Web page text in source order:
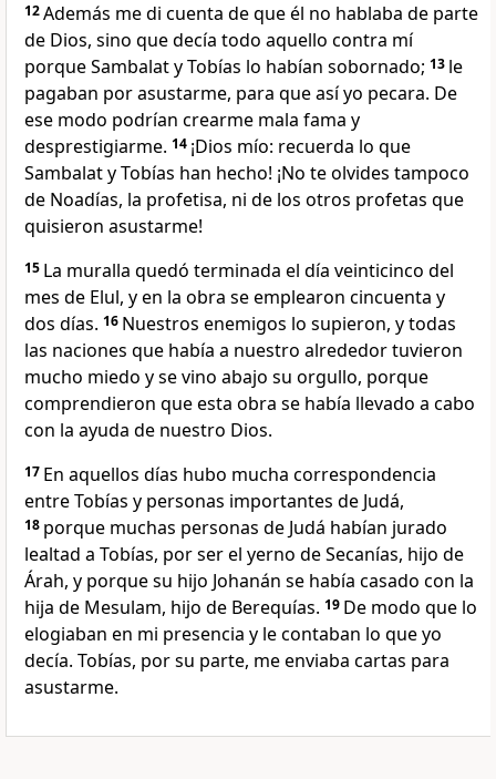
12Además me di cuenta de que él no hablaba de parte
de Dios, sino que decía todo aquello contra mí
porque Sambalat y Tobías lo habían sobornado; 13 le
pagaban por asustarme, para que así yo pecara. De
ese modo podrían crearme mala fama y
desprestigiarme. 14 ¡Dios mío: recuerda lo que
Sambalat y Tobías han hecho! ¡No te olvides tampoco
de Noadías, la profetisa, ni de los otros profetas que
quisieron asustarme!
15 La muralla quedó terminada el día veinticinco del
mes de Elul, y en la obra se emplearon cincuenta y
dos días. 16 Nuestros enemigos lo supieron, y todas
las naciones que había a nuestro alrededor tuvieron
mucho miedo y se vino abajo su orgullo, porque
comprendieron que esta obra se había llevado a cabo
con la ayuda de nuestro Dios.
17 En aquellos días hubo mucha correspondencia
entre Tobías y personas importantes de Judá,
18 porque muchas personas de Judá habían jurado
lealtad a Tobías, por ser el yerno de Secanías, hijo de
Árah, y porque su hijo Johanán se había casado con la
hija de Mesulam, hijo de Berequías. 19 De modo que lo
elogiaban en mi presencia y le contaban lo que yo
decía. Tobías, por su parte, me enviaba cartas para
asustarme.